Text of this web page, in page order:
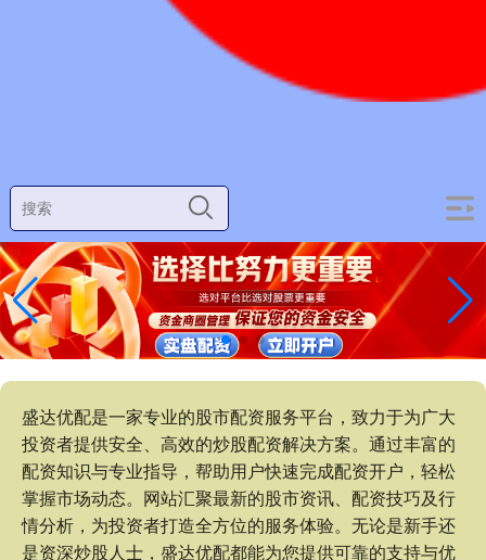
盛达优配是一家专业的股市配资服务平台，致力于为广大
投资者提供安全、高效的炒股配资解决方案。通过丰富的
配资知识与专业指导，帮助用户快速完成配资开户，轻松
掌握市场动态。网站汇聚最新的股市资讯、配资技巧及行
情分析，为投资者打造全方位的服务体验。无论是新手还
是资深炒股人士，盛达优配都能为您提供可靠的支持与优